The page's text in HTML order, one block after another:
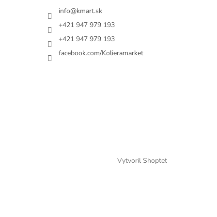
info@kmart.sk
+421 947 979 193
+421 947 979 193
facebook.com/Kolieramarket
Vytvoril Shoptet